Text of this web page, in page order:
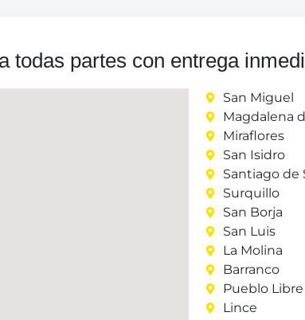
todas partes con entrega
San Miguel
Magdalena
Miraflores
San Isidro
Santiago de
Surquillo
San Borja
San Luis
La Molina
Barranco
Pueblo Libre
Lince